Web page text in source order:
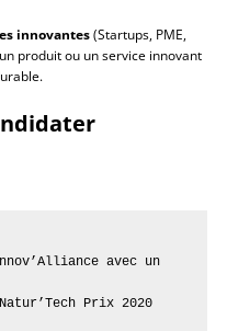
innovantes(Startups, PME,
produit ou un service innovant
avec un
Prix 2020